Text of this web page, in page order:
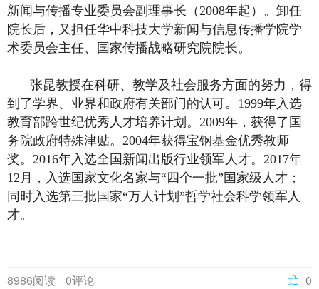
新闻与传播专业委员会副理事长（2008年起）。卸任
院长后，又担任华中科技大学新闻与信息传播学院学
术委员会主任、国家传播战略研究院院长。
张昆教授在科研、教学及社会服务方面的努力，得
到了学界、业界和政府有关部门的认可。1999年入选
教育部跨世纪优秀人才培养计划。2009年，获得了国
务院政府特殊津贴。2004年获得宝钢基金优秀教师
奖。2016年入选全国新闻出版行业领军人才。2017年
12月，入选国家文化名家与“四个一批”国家级人才；
同时入选第三批国家“万人计划”哲学社会科学领军人
才。
0
8986阅读 0评论